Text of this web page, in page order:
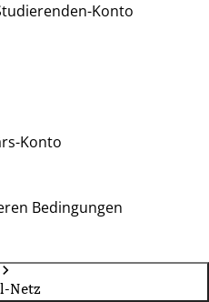
Konto
Konto
Bedingungen
Netz